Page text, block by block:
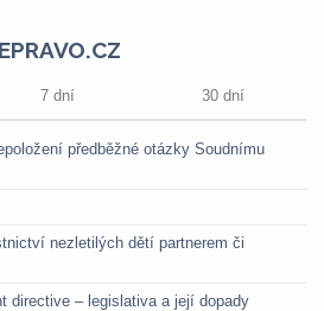
7 dní 30 dní
předběžné otázky Soudnímu
nezletilých dětí partnerem či
directive – legislativa a její dopady